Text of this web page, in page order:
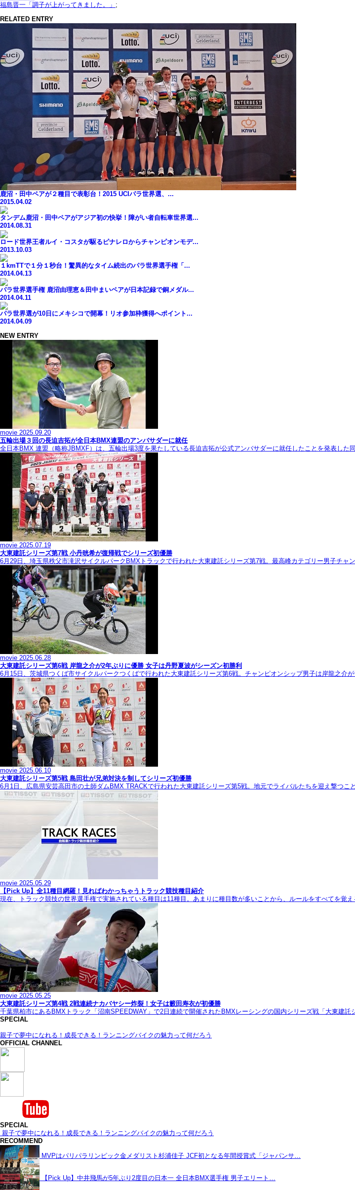
福島晋一「調子が上がってきました。」 ;
RELATED ENTRY
鹿沼・田中ペアが２種目で表彰台！2015 UCIパラ世界選、...
2015.04.02
タンデム鹿沼・田中ペアがアジア初の快挙！障がい者自転車世界選...
2014.08.31
ロード世界王者ルイ・コスタが駆るピナレロからチャンピオンモデ...
2013.10.03
１kmTTで１分１秒台！驚異的なタイム続出のパラ世界選手権「...
2014.04.13
パラ世界選手権 鹿沼由理恵＆田中まいペアが日本記録で銅メダル...
2014.04.11
パラ世界選が10日にメキシコで開幕！リオ参加枠獲得へポイント...
2014.04.09
NEW ENTRY
movie 2025.09.20
五輪出場３回の長迫吉拓が全日本BMX連盟のアンバサダーに就任
全日本BMX 連盟（略称JBMXF）は、五輪出場3度を果たしている長迫吉拓が公式アンバサダーに就任したことを発表した
movie 2025.07.19
大東建託シリーズ第7戦 ⼩丹晄希が復帰戦でシリーズ初優勝
6月29日、埼玉県秩父市滝沢サイクルパークBMXトラックで行われた大東建託シリーズ第7戦。最高峰カテゴリー男子チャ
movie 2025.06.28
大東建託シリーズ第6戦 岸龍之介が2年ぶりに優勝 女子は丹野夏波がシーズン初勝利
6月15日、茨城県つくば市サイクルパークつくばで行われた大東建託シリーズ第6戦。チャンピオンシップ男子は岸龍之介
movie 2025.06.10
大東建託シリーズ第5戦 島田壮が兄弟対決を制してシリーズ初優勝
6月1日、広島県安芸高田市の土師ダムBMX TRACKで行われた大東建託シリーズ第5戦。地元でライバルたちを迎え撃つこ
movie 2025.05.29
【Pick Up】全11種目網羅！見ればわかっちゃうトラック競技種目紹介
現在、トラック競技の世界選手権で実施されている種目は11種目。あまりに種目数が多いことから、ルールをすべてを覚
movie 2025.05.25
大東建託シリーズ第4戦 2戦連続ナカバヤシー炸裂！女子は籔田寿衣が初優勝
千葉県柏市にあるBMXトラック「沼南SPEEDWAY」で2日連続で開催されたBMXレーシングの国内シリーズ戦「大東建託
SPECIAL
親子で夢中になれる！成長できる！ランニングバイクの魅力って何だろう
OFFICIAL CHANNEL
SPECIAL
親子で夢中になれる！成長できる！ランニングバイクの魅力って何だろう
RECOMMEND
MVPはパリパラリンピック金メダリスト杉浦佳子 JCF初となる年間授賞式「ジャパンサ…
【Pick Up】中井飛馬が5年ぶり2度目の日本一 全日本BMX選手権 男子エリート…